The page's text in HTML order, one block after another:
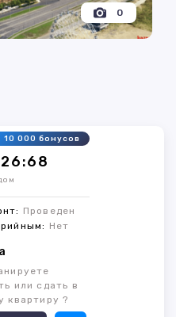
0
10 000 бонусов
Проведен
Нет
или сдать в
квартиру ?